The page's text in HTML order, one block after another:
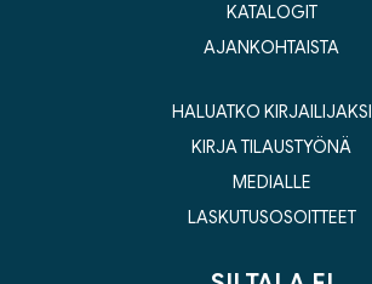
KATALOGIT
AJANKOHTAISTA
HALUATKO KIRJAILIJAKSI
KIRJA TILAUSTYÖNÄ
MEDIALLE
LASKUTUSOSOITTEET